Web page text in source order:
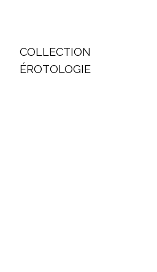
COLLECTION
ÉROTOLOGIE